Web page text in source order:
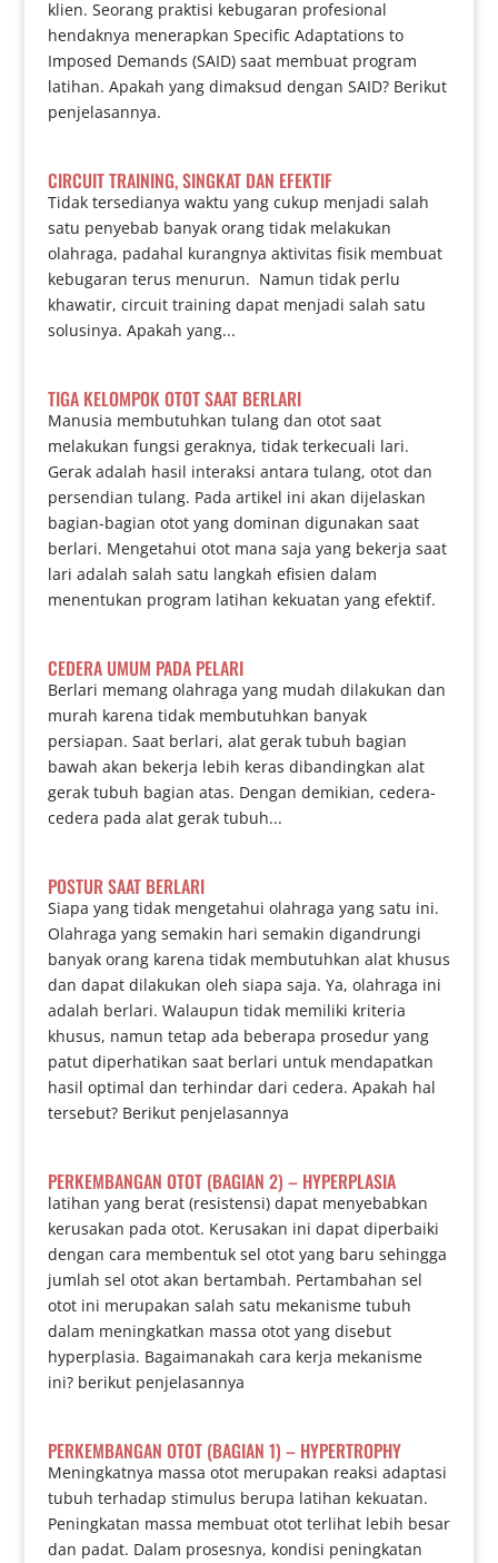
klien. Seorang praktisi kebugaran profesional
hendaknya menerapkan Specific Adaptations to
Imposed Demands (SAID) saat membuat program
latihan. Apakah yang dimaksud dengan SAID? Berikut
penjelasannya.
CIRCUIT TRAINING, SINGKAT DAN EFEKTIF
Tidak tersedianya waktu yang cukup menjadi salah
satu penyebab banyak orang tidak melakukan
olahraga, padahal kurangnya aktivitas fisik membuat
kebugaran terus menurun. Namun tidak perlu
khawatir, circuit training dapat menjadi salah satu
solusinya. Apakah yang...
TIGA KELOMPOK OTOT SAAT BERLARI
Manusia membutuhkan tulang dan otot saat
melakukan fungsi geraknya, tidak terkecuali lari.
Gerak adalah hasil interaksi antara tulang, otot dan
persendian tulang. Pada artikel ini akan dijelaskan
bagian-bagian otot yang dominan digunakan saat
berlari. Mengetahui otot mana saja yang bekerja saat
lari adalah salah satu langkah efisien dalam
menentukan program latihan kekuatan yang efektif.
CEDERA UMUM PADA PELARI
Berlari memang olahraga yang mudah dilakukan dan
murah karena tidak membutuhkan banyak
persiapan. Saat berlari, alat gerak tubuh bagian
bawah akan bekerja lebih keras dibandingkan alat
gerak tubuh bagian atas. Dengan demikian, cedera-
cedera pada alat gerak tubuh...
POSTUR SAAT BERLARI
Siapa yang tidak mengetahui olahraga yang satu ini.
Olahraga yang semakin hari semakin digandrungi
banyak orang karena tidak membutuhkan alat khusus
dan dapat dilakukan oleh siapa saja. Ya, olahraga ini
adalah berlari. Walaupun tidak memiliki kriteria
khusus, namun tetap ada beberapa prosedur yang
patut diperhatikan saat berlari untuk mendapatkan
hasil optimal dan terhindar dari cedera. Apakah hal
tersebut? Berikut penjelasannya
PERKEMBANGAN OTOT (BAGIAN 2) – HYPERPLASIA
latihan yang berat (resistensi) dapat menyebabkan
kerusakan pada otot. Kerusakan ini dapat diperbaiki
dengan cara membentuk sel otot yang baru sehingga
jumlah sel otot akan bertambah. Pertambahan sel
otot ini merupakan salah satu mekanisme tubuh
dalam meningkatkan massa otot yang disebut
hyperplasia. Bagaimanakah cara kerja mekanisme
ini? berikut penjelasannya
PERKEMBANGAN OTOT (BAGIAN 1) – HYPERTROPHY
Meningkatnya massa otot merupakan reaksi adaptasi
tubuh terhadap stimulus berupa latihan kekuatan.
Peningkatan massa membuat otot terlihat lebih besar
dan padat. Dalam prosesnya, kondisi peningkatan